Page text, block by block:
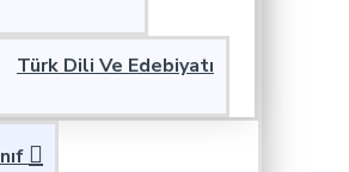
Türk Dili Ve Edebiyatı